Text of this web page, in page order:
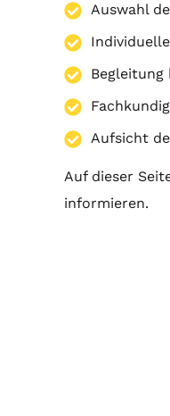
Auswahl
Begleitung
Aufsicht
Auf dieser
informieren.